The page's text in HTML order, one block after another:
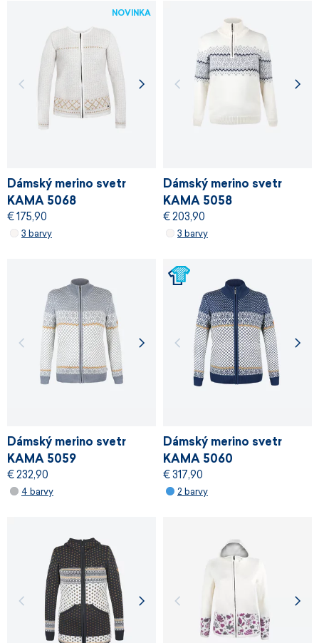
Dámský merino svetr
KAMA 5068
€ 175,90
3 barvy
NOVINKA
Dámský merino svetr
KAMA 5058
€ 203,90
3 barvy
Dámský merino svetr
KAMA 5059
€ 232,90
4 barvy
Dámský merino svetr
KAMA 5060
WINDSTOPPER®
€ 317,90
2 barvy